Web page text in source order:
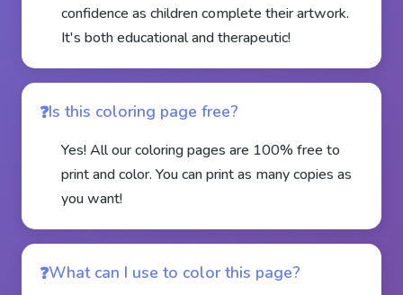
confidence as children complete their artwork.
It's both educational and therapeutic!
Is this coloring page free?
Yes! All our coloring pages are 100% free to
print and color. You can print as many copies as
you want!
What can I use to color this page?